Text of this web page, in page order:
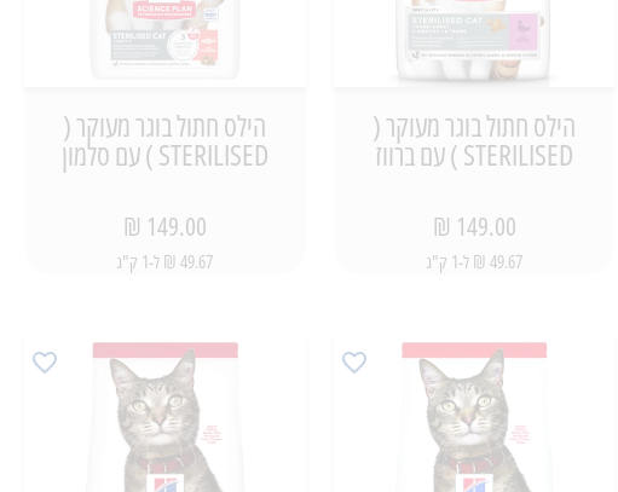
הילס חתול בוגר מעוקר (
STERILISED ) עם ברווז
149.00 ₪
49.67 ₪ ל-1 ק"ג
הילס חתול בוגר מעוקר (
STERILISED ) עם סלמון
149.00 ₪
49.67 ₪ ל-1 ק"ג